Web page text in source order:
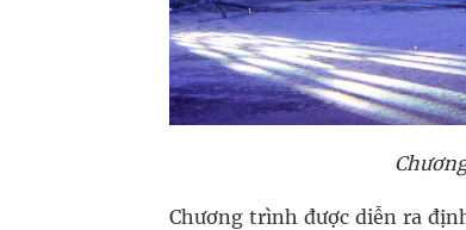
Chương trình được diễn ra